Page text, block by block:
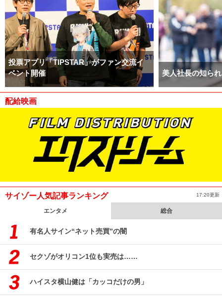
投票アプリ「TIPSTAR」がファン交流イ
ベント開催
美人社長の知ら
配給映画
サイゾー人気記事ランキング 17:20更新
エンタメ 総合
有名人サイン“ネット売買”の闇
セクゾがオリコン1位も実売は……
ハイスタ横山健は「カッコだけの男」